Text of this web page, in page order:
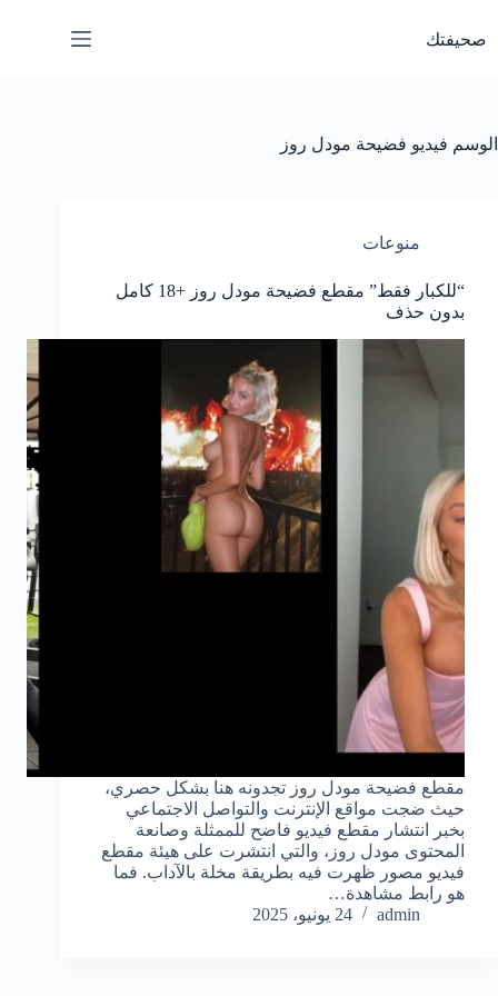
المحتوى
صحيفتك
الوسم فيديو فضيحة مودل روز
منوعات
“للكبار فقط” مقطع فضيحة مودل روز +18 كامل
بدون حذف
مقطع فضيحة مودل روز تجدونه هنا بشكل حصري،
حيث ضجت مواقع الإنترنت والتواصل الاجتماعي
بخبر انتشار مقطع فيديو فاضح للممثلة وصانعة
المحتوى مودل روز، والتي انتشرت على هيئة مقطع
فيديو مصور ظهرت فيه بطريقة مخلة بالآداب. فما
هو رابط مشاهدة…
admin
24 يونيو، 2025